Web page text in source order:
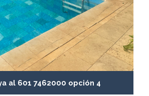
al 601 7462000 opción 4